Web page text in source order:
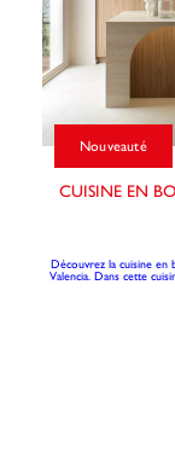
CUISINE EN
Nouveauté
Découvrez la cuisine
Valencia. Dans cette